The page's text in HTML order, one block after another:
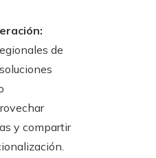
de
y compartir